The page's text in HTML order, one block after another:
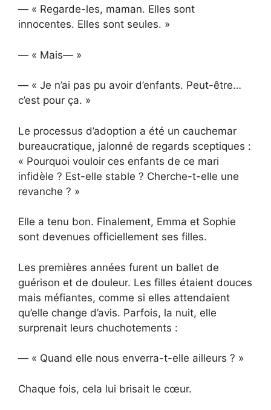
— « Regarde-les, maman. Elles sont
innocentes. Elles sont seules. »
— « Mais— »
— « Je n’ai pas pu avoir d’enfants. Peut-être…
c’est pour ça. »
Le processus d’adoption a été un cauchemar
bureaucratique, jalonné de regards sceptiques :
« Pourquoi vouloir ces enfants de ce mari
infidèle ? Est-elle stable ? Cherche-t-elle une
revanche ? »
Elle a tenu bon. Finalement, Emma et Sophie
sont devenues officiellement ses filles.
Les premières années furent un ballet de
guérison et de douleur. Les filles étaient douces
mais méfiantes, comme si elles attendaient
qu’elle change d’avis. Parfois, la nuit, elle
surprenait leurs chuchotements :
— « Quand elle nous enverra-t-elle ailleurs ? »
Chaque fois, cela lui brisait le cœur.